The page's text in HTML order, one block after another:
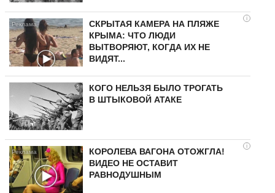
i
СКРЫТАЯ КАМЕРА НА ПЛЯЖЕ
КРЫМА: ЧТО ЛЮДИ
ВЫТВОРЯЮТ, КОГДА ИХ НЕ
ВИДЯТ...
КОГО НЕЛЬЗЯ БЫЛО ТРОГАТЬ
В ШТЫКОВОЙ АТАКЕ
i
КОРОЛЕВА ВАГОНА ОТОЖГЛА!
ВИДЕО НЕ ОСТАВИТ
РАВНОДУШНЫМ